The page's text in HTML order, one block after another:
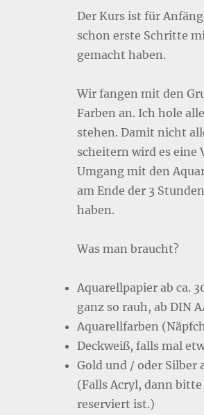
Der Kurs ist für
schon erste Schritte
gemacht haben.
Wir fangen mit den
Farben an. Ich hole
stehen. Damit nicht
scheitern wird es eine
Umgang mit den
am Ende der 3
haben.
Was man braucht?
Aquarellpapier ab ca.
ganz so rauh, ab DIN
Aquarellfarben
Deckweiß, falls mal
Gold und / oder Silber
(Falls Acryl, dann
reserviert ist.)